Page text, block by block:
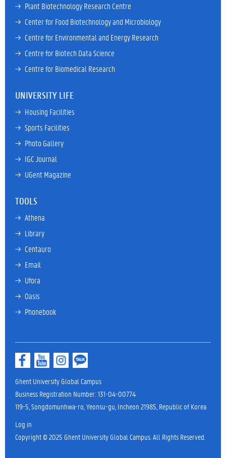
→ Plant Biotechnology Research Centre
→ Center for Food Biotechnology and Microbiology
→ Centre for Environmental and Energy Research
→ Centre for Biotech Data Science
→ Centre for Biomedical Research
UNIVERSITY LIFE
→ Housing Facilities
→ Sports Facilities
→ Photo Gallery
→ IGC Journal
→ UGent Magazine
TOOLS
→ Athena
→ Library
→ Centauro
→ Email
→ Ufora
→ Oasis
→ Phonebook
Ghent University Global Campus
Business Registration Number: 131-04-00774
119-5, Songdomunhwa-ro, Yeonsu-gu, Incheon 21985, Republic of Korea
Log in
Copyright © 2025 Ghent University Global Campus. All Rights Reserved.